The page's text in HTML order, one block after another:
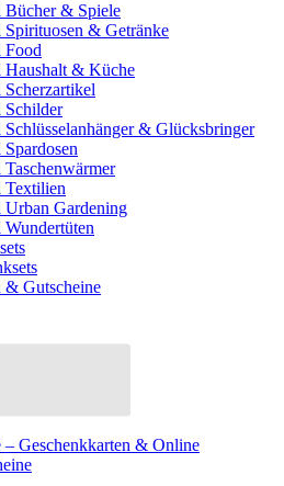
Bücher & Spiele
Spirituosen & Getränke
Food
Haushalt & Küche
Schilder
Schlüsselanhänger & Glücksbringer
Textilien
Urban Gardening
& Gutscheine
– Geschenkkarten & Online